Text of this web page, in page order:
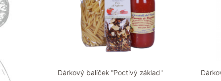
Dárkový balíček "Poctivý základ"